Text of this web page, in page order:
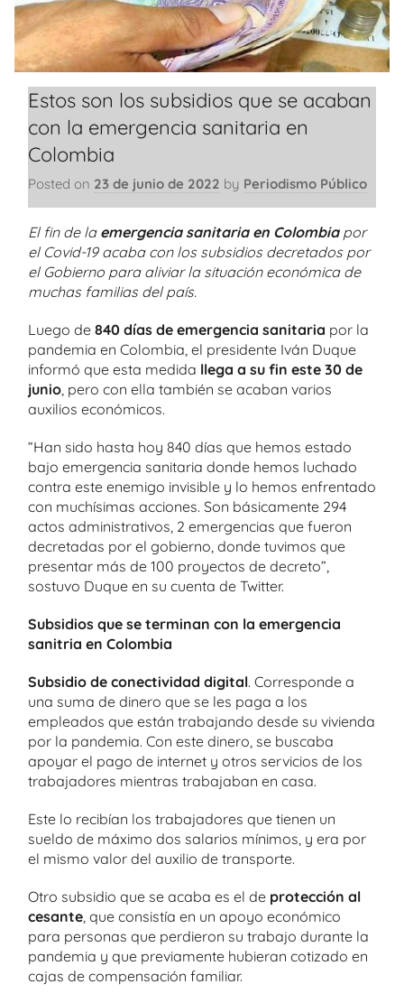
Estos son los subsidios que se acaban
con la emergencia sanitaria en
Colombia
Posted on 23 de junio de 2022 by Periodismo Público
El fin de la emergencia sanitaria en Colombiapor
el Covid-19 acaba con los subsidios decretados por
el Gobierno para aliviar la situación económica de
muchas familias del país.
Luego de 840 días de emergencia sanitaria por la
pandemia en Colombia, el presidente Iván Duque
informó que esta medida llega a su fin este 30 de
junio , pero con ella también se acaban varios
auxilios económicos.
“Han sido hasta hoy 840 días que hemos estado
bajo emergencia sanitaria donde hemos luchado
contra este enemigo invisible y lo hemos enfrentado
con muchísimas acciones. Son básicamente 294
actos administrativos, 2 emergencias que fueron
decretadas por el gobierno, donde tuvimos que
presentar más de 100 proyectos de decreto”,
sostuvo Duque en su cuenta de Twitter.
Subsidios que se terminan con la emergencia
sanitria en Colombia
Subsidio de conectividad digital. Corresponde a
una suma de dinero que se les paga a los
empleados que están trabajando desde su vivienda
por la pandemia. Con este dinero, se buscaba
apoyar el pago de internet y otros servicios de los
trabajadores mientras trabajaban en casa.
Este lo recibían los trabajadores que tienen un
sueldo de máximo dos salarios mínimos, y era por
el mismo valor del auxilio de transporte.
Otro subsidio que se acaba es el de protección al
cesante , que consistía en un apoyo económico
para personas que perdieron su trabajo durante la
pandemia y que previamente hubieran cotizado en
cajas de compensación familiar.